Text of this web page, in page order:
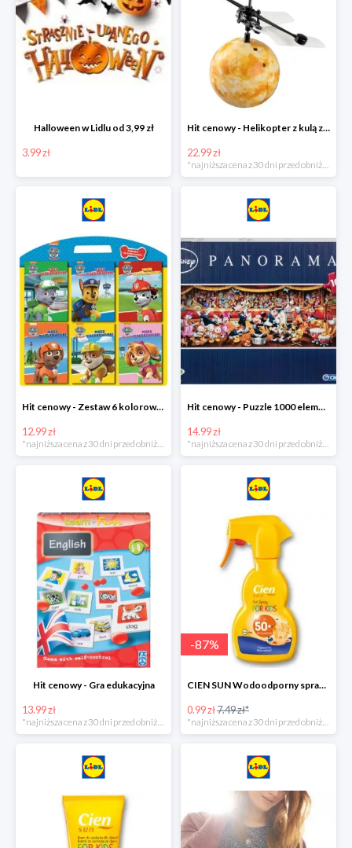
Halloween w Lidlu od 3,99 zł
3.99 zł
Hit cenowy - Helikopter z kulą z podświetleniem LED
22.99 zł
*najniższa cena z 30 dni przed obniżką
Hit cenowy - Zestaw 6 kolorowanek
12.99 zł
Hit cenowy - Puzzle 1000 elementów
14.99 zł
Hit cenowy - Gra edukacyjna
13.99 zł
*najniższa cena z 30 dni przed obniżką
-87%
CIEN SUN Wodoodporny spray do opalania dla dzieci z SPF50 -75%
0.99 zł7.49 zł*
*najniższa cena z 30 dni przed obniżką